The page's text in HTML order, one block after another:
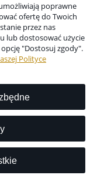
przedmiotów
poprawne
ofertę do Twoich
przez nas
lub dostosować użycie
"Dostosuj zgody".
Polityce